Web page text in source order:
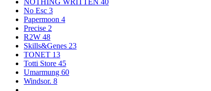
NOTHING WRITTEN 40
No Esc 3
Papermoon 4
Precise 2
R2W 48
Skills&Genes 23
TONET 13
Totti Store 45
Umarmung 60
Windsor. 8